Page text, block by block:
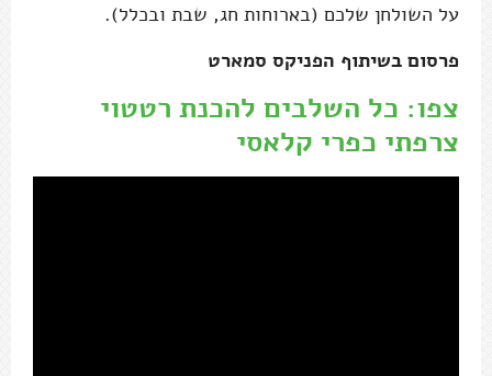
על השולחן שלכם (בארוחות חג, שבת ובכלל).
פרסום בשיתוף הפניקס סמארט
צפו: כל השלבים להכנת רטטוי
צרפתי כפרי קלאסי